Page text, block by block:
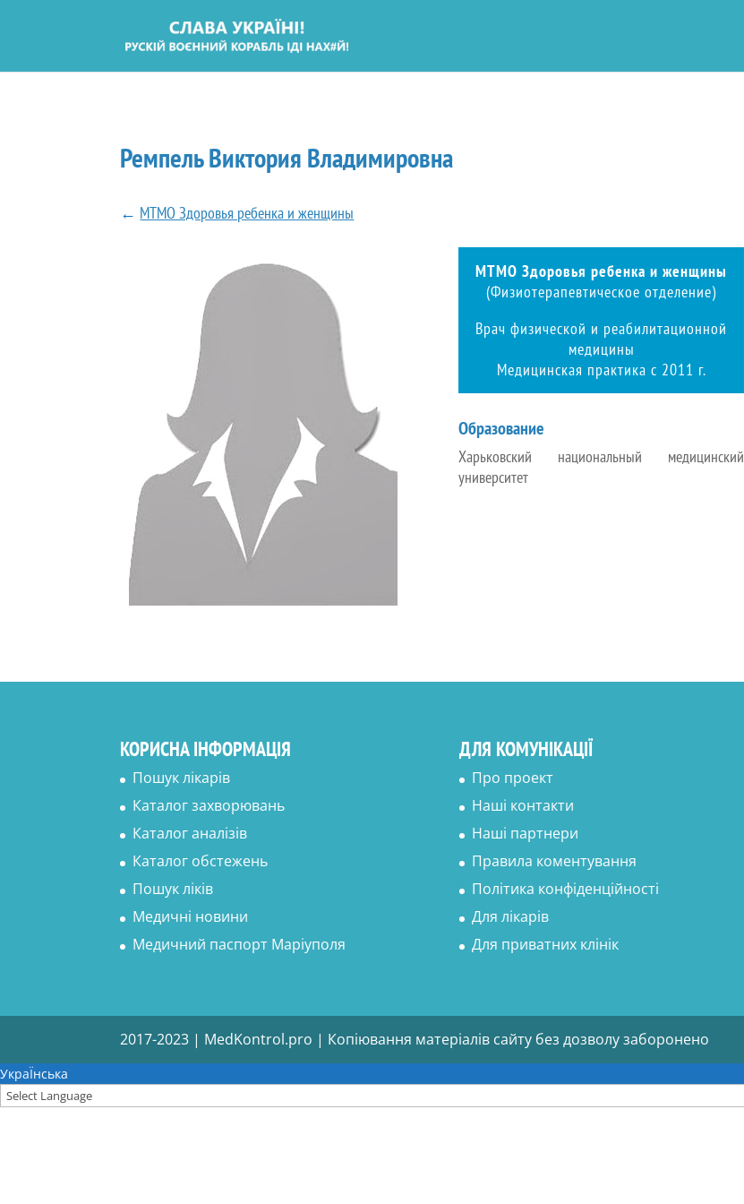
Ремпель Виктория Владимировна
← МТМО Здоровья ребенка и женщины
МТМО Здоровья ребенка и женщины
(Физиотерапевтическое отделение)
Врач физической и реабилитационной
медицины
Медицинская практика с 2011 г.
Образование
Харьковский национальный медицинский
университет
КОРИСНА ІНФОРМАЦІЯ
Пошук лікарів
Каталог захворювань
Каталог аналізів
Каталог обстежень
Пошук ліків
Медичні новини
Медичний паспорт Маріуполя
ДЛЯ КОМУНІКАЦІЇ
Про проект
Наші контакти
Наші партнери
Правила коментування
Політика конфіденційності
Для лікарів
Для приватних клінік
2017-2023 | MedKontrol.pro | Копіювання матеріалів сайту без дозволу заборонено
УкраЇнська